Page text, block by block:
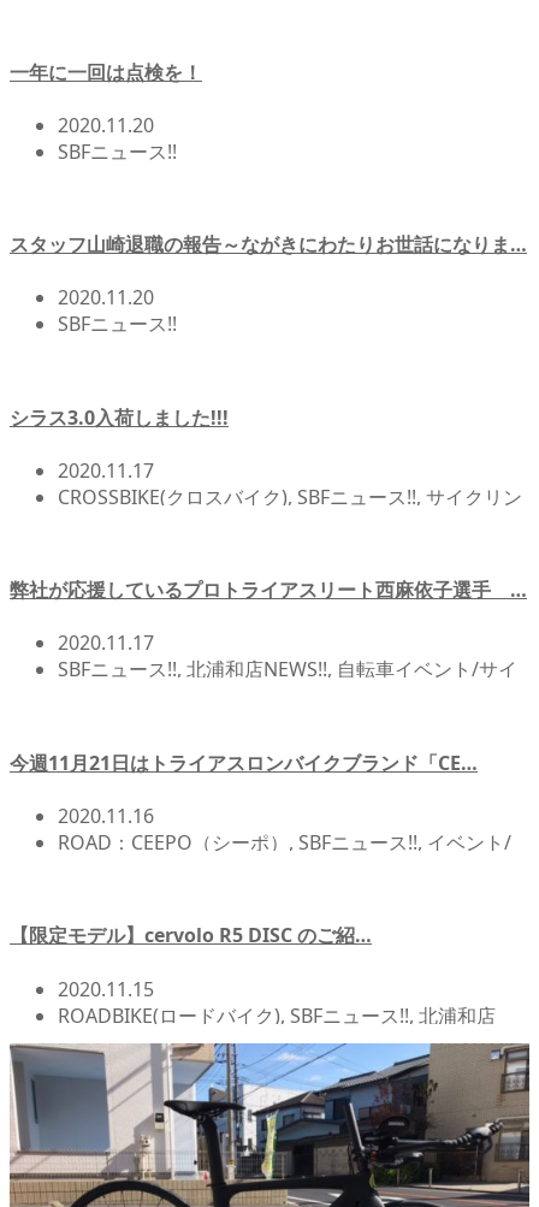
一年に一回は点検を！
2020.11.20
SBFニュース!!
スタッフ山崎退職の報告～ながきにわたりお世話になりま…
2020.11.20
SBFニュース!!
シラス3.0入荷しました!!!
2020.11.17
CROSSBIKE(クロスバイク), SBFニュース!!, サイクリン
弊社が応援しているプロトライアスリート西麻依子選手 …
2020.11.17
SBFニュース!!, 北浦和店NEWS!!, 自転車イベント/サイ
今週11月21日はトライアスロンバイクブランド「CE…
2020.11.16
ROAD：CEEPO（シーポ） , SBFニュース!!, イベント/
【限定モデル】cervolo R5 DISC のご紹…
2020.11.15
ROADBIKE(ロードバイク), SBFニュース!!, 北浦和店
NEWS!!